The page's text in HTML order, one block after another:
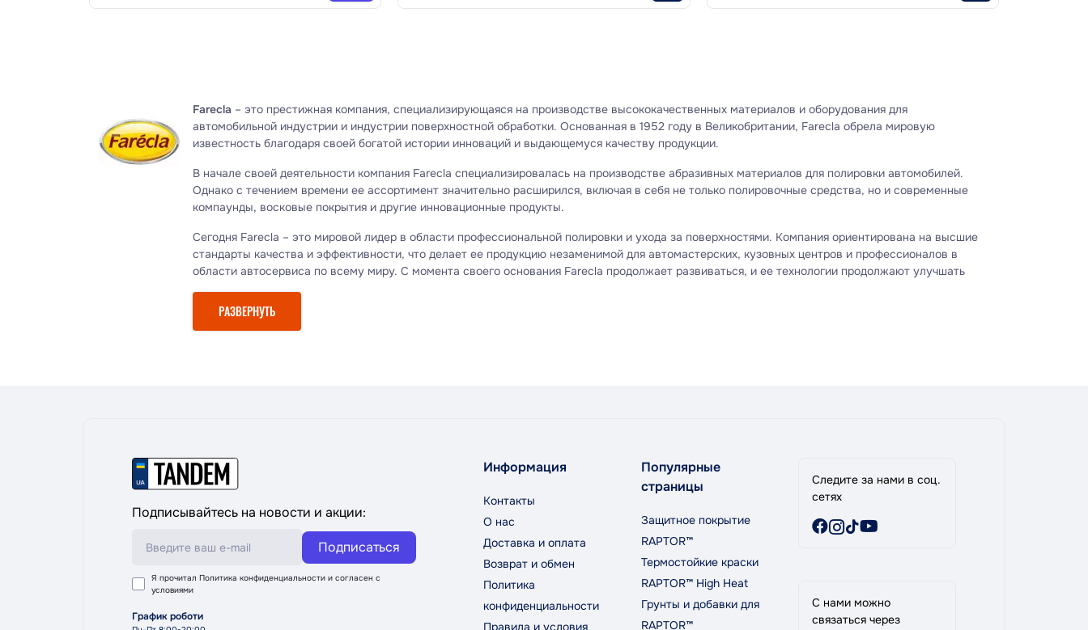
Farecla – это престижная компания, специализирующаяся на производстве высококачественных материалов и оборудования для
автомобильной индустрии и индустрии поверхностной обработки. Основанная в 1952 году в Великобритании, Farecla обрела мировую
известность благодаря своей богатой истории инноваций и выдающемуся качеству продукции.
В начале своей деятельности компания Farecla специализировалась на производстве абразивных материалов для полировки автомобилей.
Однако с течением времени ее ассортимент значительно расширился, включая в себя не только полировочные средства, но и современные
компаунды, восковые покрытия и другие инновационные продукты.
Сегодня Farecla – это мировой лидер в области профессиональной полировки и ухода за поверхностями. Компания ориентирована на высшие
стандарты качества и эффективности, что делает ее продукцию незаменимой для автомастерских, кузовных центров и профессионалов в
области автосервиса по всему миру. С момента своего основания Farecla продолжает развиваться, и ее технологии продолжают улучшать
автомобилестроения.
РАЗВЕРНУТЬ
Подписывайтесь на новости и акции:
Подписаться
Я прочитал Политика конфиденциальности и согласен с
условиями
График роботи
Информация
Контакты
О нас
Доставка и оплата
Возврат и обмен
Политика
конфиденциальности
Правила и условия
Популярные
страницы
Защитное покрытие
RAPTOR™
Термостойкие краски
RAPTOR™ High Heat
Грунты и добавки для
RAPTOR™
Следите за нами в соц.
сетях
С нами можно
связаться через